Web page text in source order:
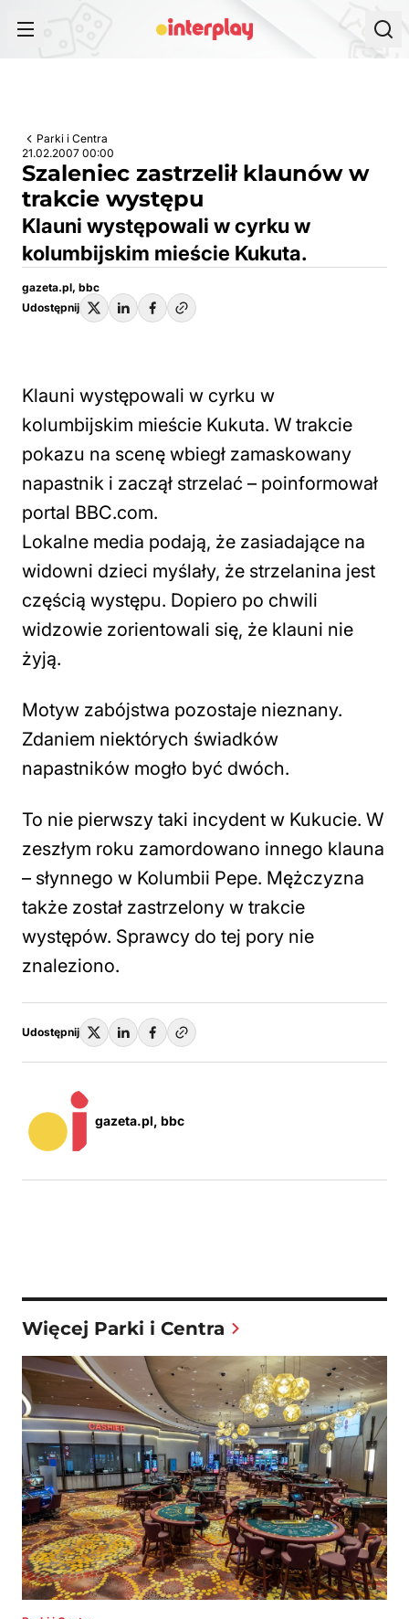
Parki i Centra
21.02.2007 00:00
Szaleniec zastrzelił klaunów w
trakcie występu
Klauni występowali w cyrku w
kolumbijskim mieście Kukuta.
gazeta.pl, bbc
Udostępnij
Klauni występowali w cyrku w
kolumbijskim mieście Kukuta. W trakcie
pokazu na scenę wbiegł zamaskowany
napastnik i zaczął strzelać – poinformował
portal BBC.com.
Lokalne media podają, że zasiadające na
widowni dzieci myślały, że strzelanina jest
częścią występu. Dopiero po chwili
widzowie zorientowali się, że klauni nie
żyją.
Motyw zabójstwa pozostaje nieznany.
Zdaniem niektórych świadków
napastników mogło być dwóch.
To nie pierwszy taki incydent w Kukucie. W
zeszłym roku zamordowano innego klauna
– słynnego w Kolumbii Pepe. Mężczyzna
także został zastrzelony w trakcie
występów. Sprawcy do tej pory nie
znaleziono.
Udostępnij
gazeta.pl, bbc
Więcej Parki i Centra